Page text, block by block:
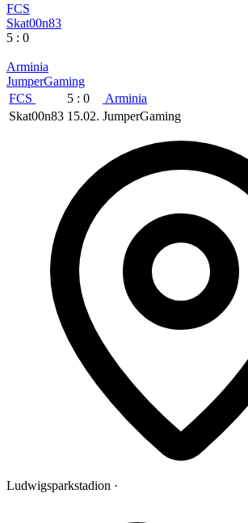
FCS
Skat00n83
5 : 0
Arminia
JumperGaming
FCS
5 : 0
Arminia
Skat00n83 15.02. JumperGaming
Ludwigsparkstadion ·